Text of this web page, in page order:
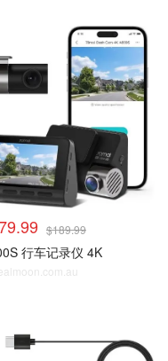
$189.99
行车记录仪 4K